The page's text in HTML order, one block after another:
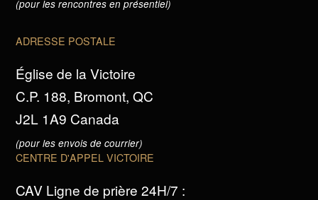
(pour les rencontres en présentiel)
ADRESSE POSTALE
Église de la Victoire
C.P. 188, Bromont, QC
J2L 1A9 Canada
(pour les envois de courrier)
CENTRE D'APPEL VICTOIRE
CAV Ligne de prière 24H/7 :